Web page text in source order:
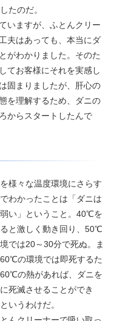
たのだ。
いますが、ふとんクリー
夫はあっても、本当にダ
がわかりました。そのた
てお客様にそれを実感し
固まりましたが、肝心の
を理解するため、ダニの
からスタートしたんで
様々な温度環境にさらす
わかったことは「ダニは
い」ということ。40℃を
と激しく動き回り、50℃
では20～30分で死ぬ。ま
の環境では即死するた
の熱があれば、ダニを
死滅させることができ
いうわけだ。